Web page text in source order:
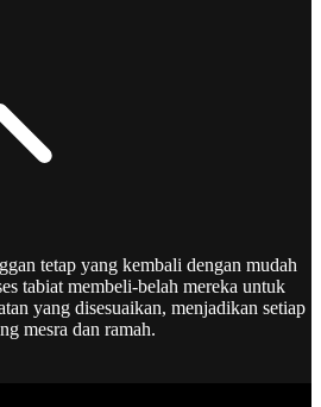
tetap yang kembali dengan mudah
tabiat membeli-belah mereka untuk
yang disesuaikan, menjadikan setiap
mesra dan ramah.